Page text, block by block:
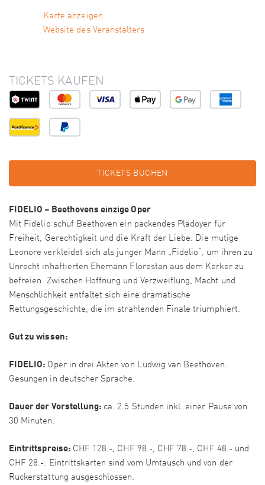
Karte anzeigen
Website des Veranstalters
TICKETS KAUFEN
TICKETS BUCHEN
FIDELIO – Beethovens einzige Oper
Mit Fidelio schuf Beethoven ein packendes Plädoyer für
Freiheit, Gerechtigkeit und die Kraft der Liebe. Die mutige
Leonore verkleidet sich als junger Mann „Fidelio“, um ihren zu
Unrecht inhaftierten Ehemann Florestan aus dem Kerker zu
befreien. Zwischen Hoffnung und Verzweiflung, Macht und
Menschlichkeit entfaltet sich eine dramatische
Rettungsgeschichte, die im strahlenden Finale triumphiert.
Gut zu wissen:
FIDELIO: Oper in drei Akten von Ludwig van Beethoven.
Gesungen in deutscher Sprache.
Dauer der Vorstellung: ca. 2.5 Stunden inkl. einer Pause von
30 Minuten.
Eintrittspreise: CHF 128.-, CHF 98.-, CHF 78.-, CHF 48.- und
CHF 28.-. Eintrittskarten sind vom Umtausch und von der
Rückerstattung ausgeschlossen.